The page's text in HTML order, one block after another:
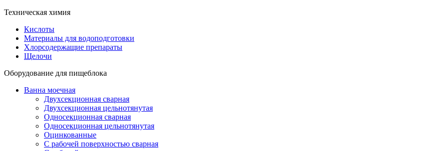
Техническая химия
Кислоты
Материалы для водоподготовки
Хлорсодержащие препараты
Щелочи
Оборудование для пищеблока
Ванна моечная
Двухсекционная сварная
Двухсекционная цельнотянутая
Односекционная сварная
Односекционная цельнотянутая
Оцинкованные
С рабочей поверхностью сварная